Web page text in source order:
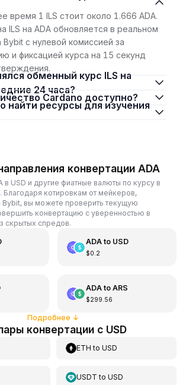
время 1 ILS стоит около 1.666 ADA.
ILS на ADA обновляется в реальном
с нулевой комиссией за
и фиксацией курса на 15 секунд
24 часа?
Cardano доступно?
конвертации ADA
в USD и другие фиатные валюты по курсу в
котировкам от мейкеров,
Bybit, вы можете проверить текущую
конвертацию с уверенностью в
скрытых спредов.
ADAto USD
$0.2
ADAto ARS
$299.56
Подробнее ↓
конвертации с USD
ETH toUSD
USDT toUSD